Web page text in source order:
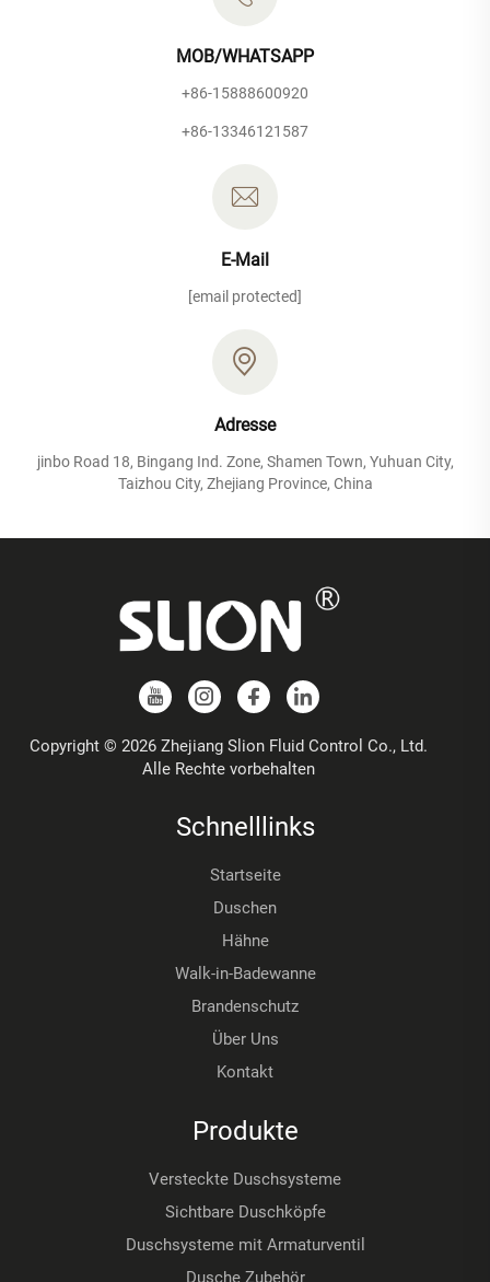
MOB/WHATSAPP
+86-15888600920
+86-13346121587
E-Mail
[email protected]
Adresse
jinbo Road 18, Bingang Ind. Zone, Shamen Town, Yuhuan City,
Taizhou City, Zhejiang Province, China
Copyright © 2026 Zhejiang Slion Fluid Control Co., Ltd.
Alle Rechte vorbehalten
Schnelllinks
Startseite
Duschen
Hähne
Walk-in-Badewanne
Brandenschutz
Über Uns
Kontakt
Produkte
Versteckte Duschsysteme
Sichtbare Duschköpfe
Duschsysteme mit Armaturventil
Dusche Zubehör